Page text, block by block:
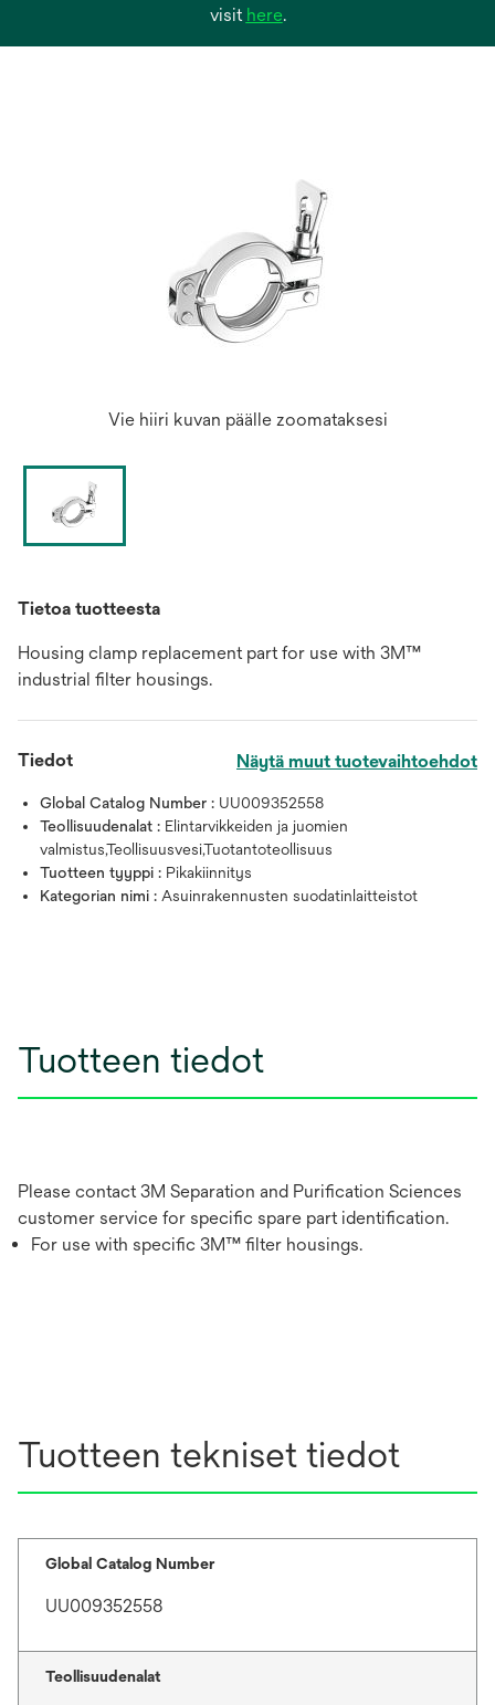
visit hereopens
.
Vie hiiri kuvan päälle zoomataksesi
Tietoa tuotteesta
Housing clamp replacement part for use with 3M™
industrial filter housings.
Tiedot Näytä muut tuotevaihtoehdot
Global Catalog Number : UU009352558
Teollisuudenalat : Elintarvikkeiden ja juomien
valmistus,Teollisuusvesi,Tuotantoteollisuus
Tuotteen tyyppi : Pikakiinnitys
Kategorian nimi : Asuinrakennusten suodatinlaitteistot
Tuotteen tiedot
Please contact 3M Separation and Purification Sciences
customer service for specific spare part identification.
For use with specific 3M™ filter housings.
Tuotteen tekniset tiedot
Global Catalog Number
UU009352558
Teollisuudenalat